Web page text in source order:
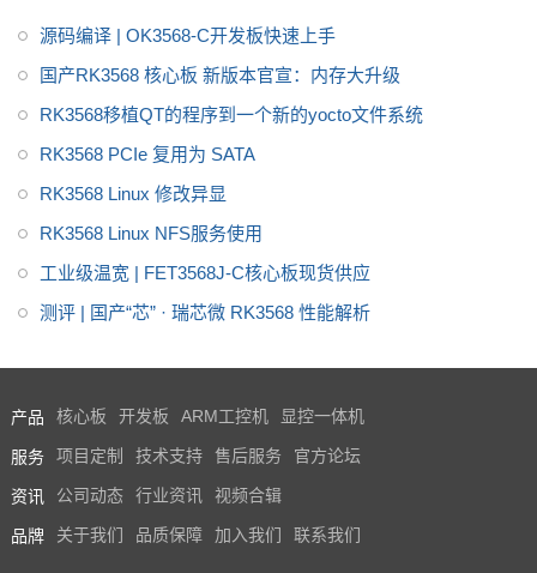
源码编译 | OK3568-C开发板快速上手
国产RK3568 核心板 新版本官宣：内存大升级
RK3568移植QT的程序到一个新的yocto文件系统
RK3568 PCIe 复用为 SATA
RK3568 Linux 修改异显
RK3568 Linux NFS服务使用
工业级温宽 | FET3568J-C核心板现货供应
测评 | 国产“芯” · 瑞芯微 RK3568 性能解析
产品 核心板 开发板 ARM工控机 显控一体机
服务 项目定制 技术支持 售后服务 官方论坛
资讯 公司动态 行业资讯 视频合辑
品牌 关于我们 品质保障 加入我们 联系我们